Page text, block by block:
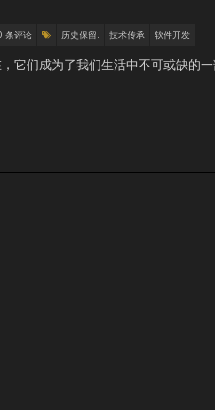
条评论 历史保留. 技术传承 软件开发
它们成为了我们生活中不可或缺的